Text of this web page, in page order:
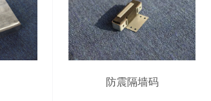
防震隔墙码